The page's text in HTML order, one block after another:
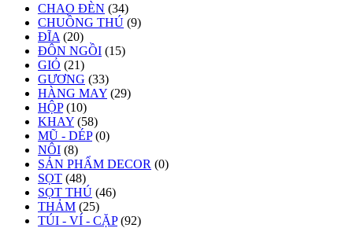
CHAO ĐÈN (34)
CHUỒNG THÚ (9)
ĐĨA (20)
ĐÔN NGỒI (15)
GIỎ (21)
GƯƠNG (33)
HÀNG MAY (29)
HỘP (10)
KHAY (58)
MŨ - DÉP (0)
NÔI (8)
SẢN PHẨM DECOR (0)
SỌT (48)
SỌT THÚ (46)
THẢM (25)
TÚI - VÍ - CẶP (92)